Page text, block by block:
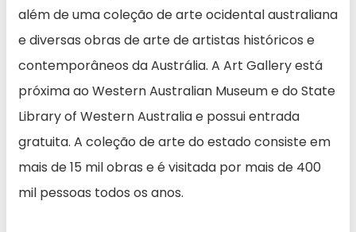
além de uma coleção de arte ocidental australiana
e diversas obras de arte de artistas históricos e
contemporâneos da Austrália. A Art Gallery está
próxima ao Western Australian Museum e do State
Library of Western Australia e possui entrada
gratuita. A coleção de arte do estado consiste em
mais de 15 mil obras e é visitada por mais de 400
mil pessoas todos os anos.